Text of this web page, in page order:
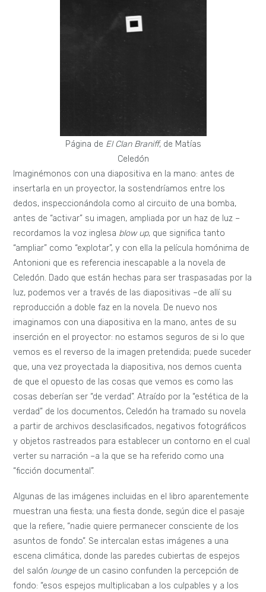
Página de El Clan Braniff, de Matías
Celedón
Imaginémonos con una diapositiva en la mano: antes de
insertarla en un proyector, la sostendríamos entre los
dedos, inspeccionándola como al circuito de una bomba,
antes de “activar” su imagen, ampliada por un haz de luz –
recordamos la voz inglesa blow up, que significa tanto
“ampliar” como “explotar”, y con ella la película homónima de
Antonioni que es referencia inescapable a la novela de
Celedón. Dado que están hechas para ser traspasadas por la
luz, podemos ver a través de las diapositivas –de allí su
reproducción a doble faz en la novela. De nuevo nos
imaginamos con una diapositiva en la mano, antes de su
inserción en el proyector: no estamos seguros de si lo que
vemos es el reverso de la imagen pretendida; puede suceder
que, una vez proyectada la diapositiva, nos demos cuenta
de que el opuesto de las cosas que vemos es como las
cosas deberían ser “de verdad”. Atraído por la “estética de la
verdad” de los documentos, Celedón ha tramado su novela
a partir de archivos desclasificados, negativos fotográficos
y objetos rastreados para establecer un contorno en el cual
verter su narración –a la que se ha referido como una
“ficción documental”.
Algunas de las imágenes incluidas en el libro aparentemente
muestran una fiesta; una fiesta donde, según dice el pasaje
que la refiere, “nadie quiere permanecer consciente de los
asuntos de fondo”. Se intercalan estas imágenes a una
escena climática, donde las paredes cubiertas de espejos
del salón loungede un casino confunden la percepción de
fondo: “esos espejos multiplicaban a los culpables y a los